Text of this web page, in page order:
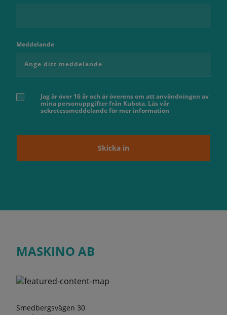
Meddelande
Jag är över 16 år och är överens om att användningen av
mina personuppgifter från Kubota. Läs vår
sekretessmeddelande för mer information
Skicka in
MASKINO AB
Smedbergsvägen 30